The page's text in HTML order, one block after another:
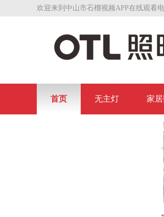
欢迎来到中山市石榴视频APP在线观看
首页 无主灯 家